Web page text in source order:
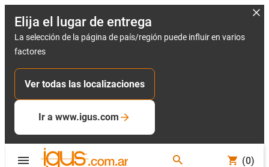
Elija el lugar de entrega
La selección de la página de país/región puede influir en varios
factores
Ver todas las localizaciones
Ir a www.igus.com
(0)